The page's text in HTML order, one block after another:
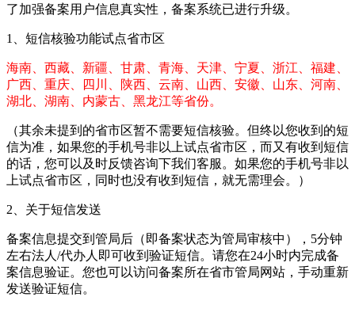
了加强备案用户信息真实性，备案系统已进行升级。
1、短信核验功能试点省市区
海南、西藏、新疆、甘肃、青海、天津、宁夏、浙江、福建、
广西、重庆、四川、陕西、云南、山西、安徽、山东、河南、
湖北、湖南、内蒙古、黑龙江等省份。
（其余未提到的省市区暂不需要短信核验。但终以您收到的短
信为准，如果您的手机号非以上试点省市区，而又有收到短信
的话，您可以及时反馈咨询下我们客服。如果您的手机号非以
上试点省市区，同时也没有收到短信，就无需理会。）
2、关于短信发送
备案信息提交到管局后（即备案状态为管局审核中），5分钟
左右法人/代办人即可收到验证短信。请您在24小时内完成备
案信息验证。您也可以访问备案所在省市管局网站，手动重新
发送验证短信。